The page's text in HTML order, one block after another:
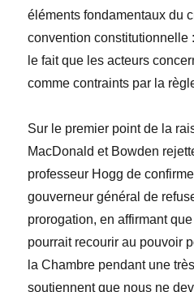
éléments fondamentaux du
convention constitutionnelle
le fait que les acteurs
comme contraints par la
Sur le premier point de la
MacDonald et Bowden
professeur Hogg de
gouverneur général de
prorogation, en affirmant
pourrait recourir au pouvoir
la Chambre pendant une
soutiennent que nous ne